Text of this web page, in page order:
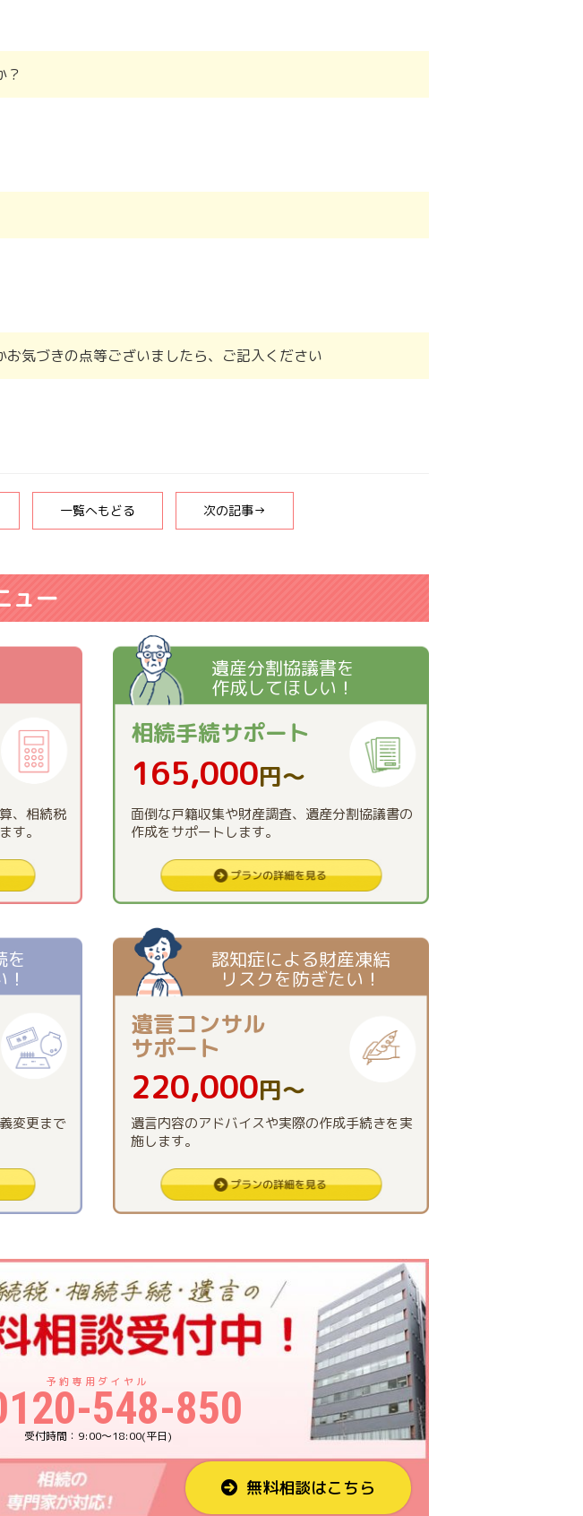
？
気づきの点等ございましたら、ご記入ください
一覧へもどる 次の記事→
ュー
、相続税
す。
遺産分割協議書を
作成してほしい！
相続手続サポート
165,000円〜
面倒な戸籍収集や財産調査、遺産分割協議書の
作成をサポートします。
を
変更まで
認知症による財産凍結
リスクを防ぎたい！
遺言コンサル
サポート
220,000円〜
遺言内容のアドバイスや実際の作成手続きを実
施します。
548-850
9:00〜18:00(平日)
無料相談はこちら